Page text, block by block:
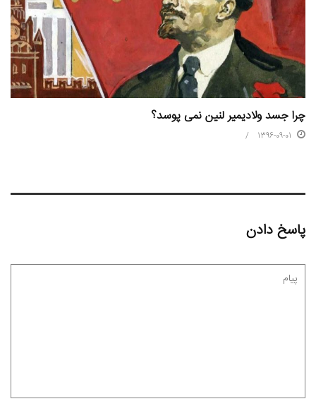
چرا جسد ولادیمیر لنین نمی پوسد؟
1396-09-01
پاسخ دادن